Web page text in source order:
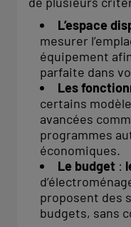
L’espace
mesurer
équipement
parfaite dans
Les
certains
avancées
programmes
économiques.
Le budget :
proposent des
budgets, sans